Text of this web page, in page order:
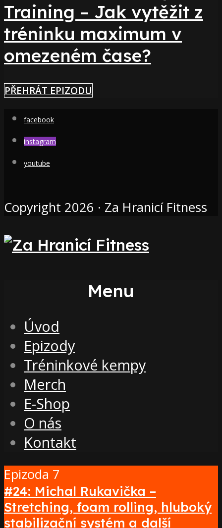
Training – Jak vytěžit z
tréninku maximum v
omezeném čase?
PŘEHRÁT EPIZODU
facebook
instagram
youtube
Copyright 2026 · Za Hranicí Fitness
Menu
Úvod
Epizody
Tréninkové kempy
Merch
E-Shop
O nás
Kontakt
Epizoda 7
#24: Michal Rukavička –
Stretching, foam rolling, hluboký
stabilizační systém a další